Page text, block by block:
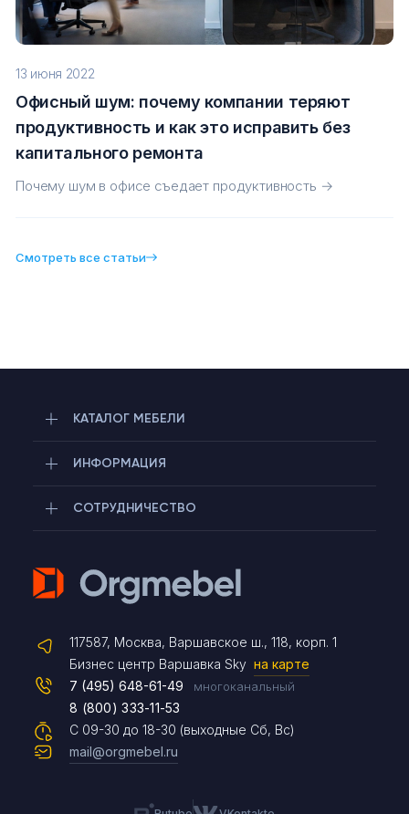
Смотреть все статьи
13 июня 2022
Офисный шум: почему компании теряют
продуктивность и как это исправить без
капитального ремонта
Почему шум в офисе съедает продуктивность →
КАТАЛОГ МЕБЕЛИ
ИНФОРМАЦИЯ
СОТРУДНИЧЕСТВО
117587, Москва, Варшавское ш., 118, корп. 1
Бизнес центр Варшавка Sky на карте
С 09-30 до 18-30 (выходные Сб, Вс)
7 (495) 648-61-49 многоканальный
8 (800) 333-11-53
mail@orgmebel.ru
Telegram
Max
Чат на сайте